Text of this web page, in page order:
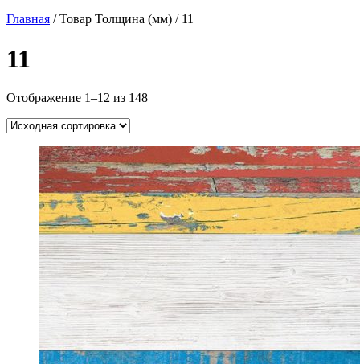
Главная / Товар Толщина (мм) / 11
11
Отображение 1–12 из 148